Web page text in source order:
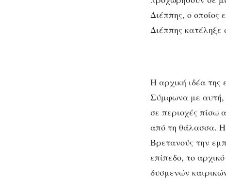
Διέππης, ο οποίος
Διέππης κατέληξε
Η αρχική ιδέα της
Σύμφωνα με αυτή,
σε περιοχές πίσω
από τη θάλασσα. Η
Βρετανούς την
επίπεδο, το
δυσμενών